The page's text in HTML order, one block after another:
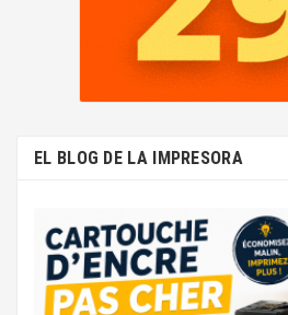
EL BLOG DE LA IMPRESORA